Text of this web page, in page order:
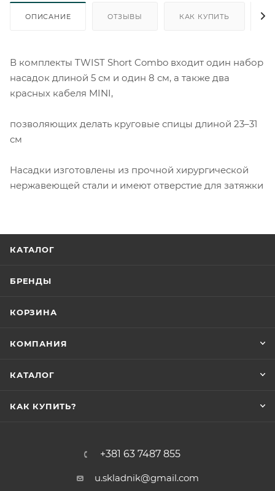
ОПИСАНИЕ ОТЗЫВЫ КАК КУПИТЬ
В комплекты TWIST Short Combo входит один набор
насадок длиной 5 см и один 8 см, а также два
красных кабеля MINI,
позволяющих делать круговые спицы длиной 23–31
см
Насадки изготовлены из прочной хирургической
нержавеющей стали и имеют отверстие для затяжки
КАТАЛОГ
БРЕНДЫ
КОРЗИНА
КОМПАНИЯ
КАТАЛОГ
КАК КУПИТЬ?
+381 63 7487 855
u.skladnik@gmail.com